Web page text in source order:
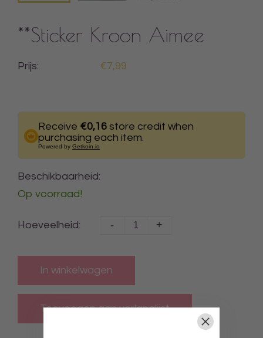
**Sticker Kroon Aimee
Prijs: €7,99
Receive €0,16 store credit when
purchasing each item.
Powered by Getkoin.io
Beschikbaarheid:
Op voorraad!
Hoeveelheid: - +
In winkelwagen